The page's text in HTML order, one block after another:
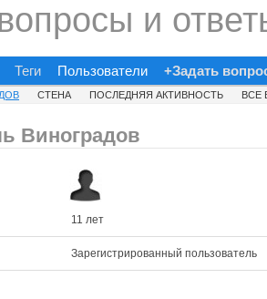
и
Теги Пользователи +Задать
СТЕНА ПОСЛЕДНЯЯ АКТИВНОСТЬ ВСЕ
Виноградов
11 лет
Зарегистрированный пользователь